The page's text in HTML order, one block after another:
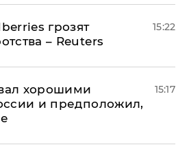
грозят
– Reuters
15:22
хорошими
и предположил,
15:17